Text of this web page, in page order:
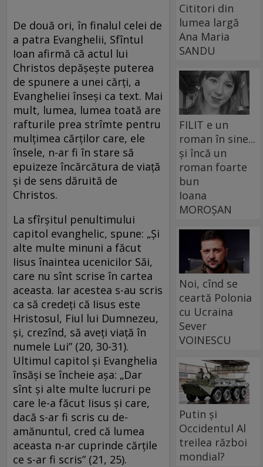
De două ori, în finalul celei de
a patra Evanghelii, Sfîntul
Ioan afirmă că actul lui
Christos depăşeşte puterea
de spunere a unei cărţi, a
Evangheliei înseşi ca text. Mai
mult, lumea, lumea toată are
rafturile prea strîmte pentru
mulţimea cărţilor care, ele
însele, n-ar fi în stare să
epuizeze încărcătura de viaţă
şi de sens dăruită de
Christos.
La sfîrşitul penultimului
capitol evanghelic, spune: „Şi
alte multe minuni a făcut
Iisus înaintea ucenicilor Săi,
care nu sînt scrise în cartea
aceasta. Iar acestea s-au scris
ca să credeţi că Iisus este
Hristosul, Fiul lui Dumnezeu,
şi, crezînd, să aveţi viaţă în
numele Lui” (20, 30-31).
Ultimul capitol şi Evanghelia
însăşi se încheie aşa: „Dar
sînt şi alte multe lucruri pe
care le-a făcut Iisus şi care,
dacă s-ar fi scris cu de-
amănuntul, cred că lumea
aceasta n-ar cuprinde cărţile
ce s-ar fi scris” (21, 25).
Cititori din
lumea largă
Ana Maria
SANDU
FILIT e un
roman în sine...
și încă un
roman foarte
bun
Ioana
MOROȘAN
Noi, cînd se
ceartă Polonia
cu Ucraina
Sever
VOINESCU
Putin și
Occidentul Al
treilea război
mondial?